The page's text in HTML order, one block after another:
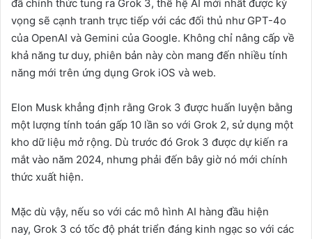
đã chính thức tung ra Grok 3, thế hệ AI mới nhất được kỳ
vọng sẽ cạnh tranh trực tiếp với các đối thủ như GPT-4o
của OpenAI và Gemini của Google. Không chỉ nâng cấp về
khả năng tư duy, phiên bản này còn mang đến nhiều tính
năng mới trên ứng dụng Grok iOS và web.
Elon Musk khẳng định rằng Grok 3 được huấn luyện bằng
một lượng tính toán gấp 10 lần so với Grok 2, sử dụng một
kho dữ liệu mở rộng. Dù trước đó Grok 3 được dự kiến ra
mắt vào năm 2024, nhưng phải đến bây giờ nó mới chính
thức xuất hiện.
Mặc dù vậy, nếu so với các mô hình AI hàng đầu hiện
nay, Grok 3 có tốc độ phát triển đáng kinh ngạc so với các